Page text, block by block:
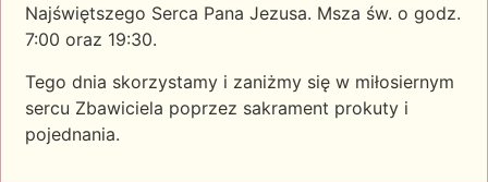
Najświętszego Serca Pana Jezusa. Msza św. o godz.
7:00 oraz 19:30.
Tego dnia skorzystamy i zaniżmy się w miłosiernym
sercu Zbawiciela poprzez sakrament prokuty i
pojednania.